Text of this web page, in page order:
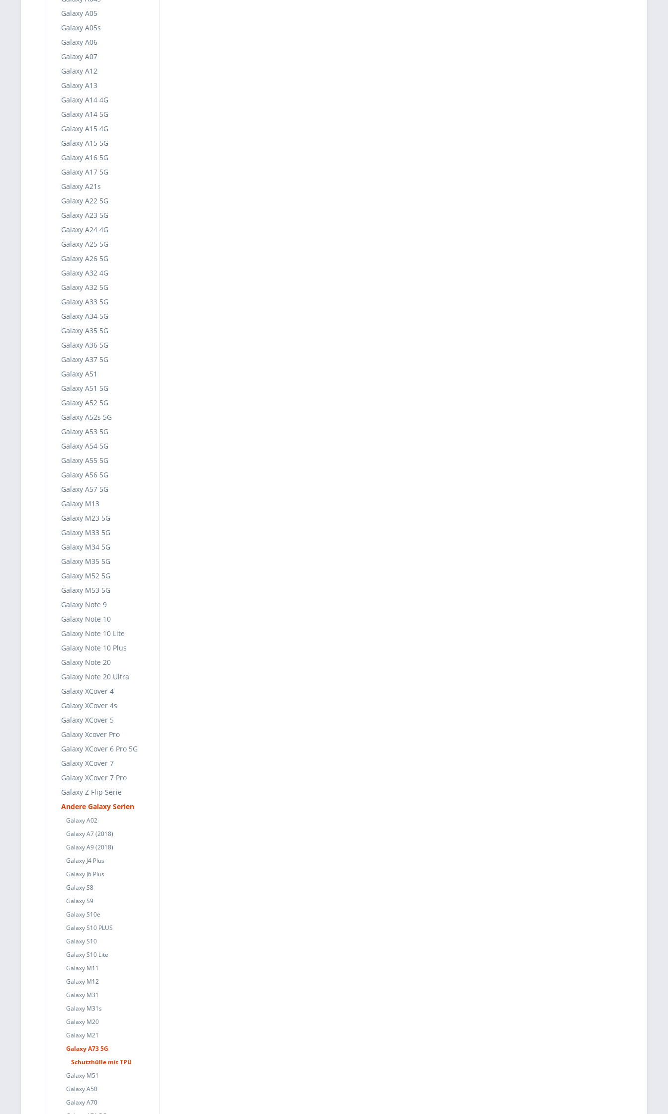
Galaxy A05
Galaxy A05s
Galaxy A06
Galaxy A07
Galaxy A12
Galaxy A13
Galaxy A14 4G
Galaxy A14 5G
Galaxy A15 4G
Galaxy A15 5G
Galaxy A16 5G
Galaxy A17 5G
Galaxy A21s
Galaxy A22 5G
Galaxy A23 5G
Galaxy A24 4G
Galaxy A25 5G
Galaxy A26 5G
Galaxy A32 4G
Galaxy A32 5G
Galaxy A33 5G
Galaxy A34 5G
Galaxy A35 5G
Galaxy A36 5G
Galaxy A37 5G
Galaxy A51
Galaxy A51 5G
Galaxy A52 5G
Galaxy A52s 5G
Galaxy A53 5G
Galaxy A54 5G
Galaxy A55 5G
Galaxy A56 5G
Galaxy A57 5G
Galaxy M13
Galaxy M23 5G
Galaxy M33 5G
Galaxy M34 5G
Galaxy M35 5G
Galaxy M52 5G
Galaxy M53 5G
Galaxy Note 9
Galaxy Note 10
Galaxy Note 10 Lite
Galaxy Note 10 Plus
Galaxy Note 20
Galaxy Note 20 Ultra
Galaxy XCover 4
Galaxy XCover 4s
Galaxy XCover 5
Galaxy Xcover Pro
Galaxy XCover 6 Pro 5G
Galaxy XCover 7
Galaxy XCover 7 Pro
Galaxy Z Flip Serie
Andere Galaxy Serien
Galaxy A02
Galaxy A7 (2018)
Galaxy A9 (2018)
Galaxy J4 Plus
Galaxy J6 Plus
Galaxy S8
Galaxy S9
Galaxy S10e
Galaxy S10 PLUS
Galaxy S10
Galaxy S10 Lite
Galaxy M11
Galaxy M12
Galaxy M31
Galaxy M31s
Galaxy M20
Galaxy M21
Galaxy A73 5G
Schutzhülle mit TPU
Galaxy M51
Galaxy A50
Galaxy A70